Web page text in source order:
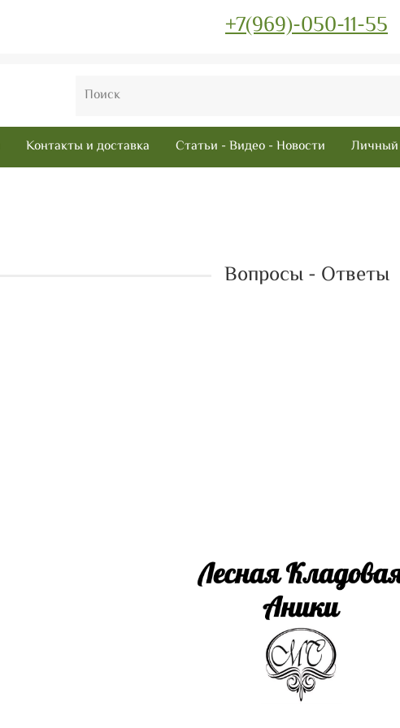
+7(969)-050-11-55
Контакты и доставка Статьи - Видео - Новости Личный
Вопросы - Ответы